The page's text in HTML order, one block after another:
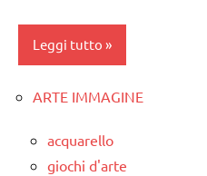
e
VITA
Leggi tutto
da 0
anni
ARTE IMMAGINE
acquarello
giochi d'arte